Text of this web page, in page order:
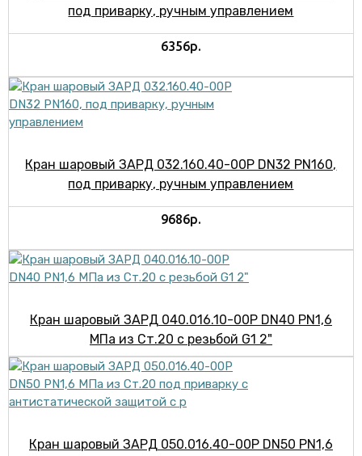
под приварку, ручным управлением
6356р.
Кран шаровый ЗАРД 032.160.40-00Р DN32 PN160,
под приварку, ручным управлением
9686р.
Кран шаровый ЗАРД 040.016.10-00Р DN40 PN1,6
МПа из Ст.20 с резьбой G1 2"
Кран шаровый ЗАРД 050.016.40-00Р DN50 PN1,6